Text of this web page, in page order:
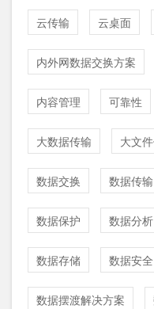
云传输 云桌面
内外网数据交换方案
内容管理 可靠性
大数据传输 大文
数据交换 数据传输
数据保护 数据分析
数据存储 数据安全
数据摆渡解决方案